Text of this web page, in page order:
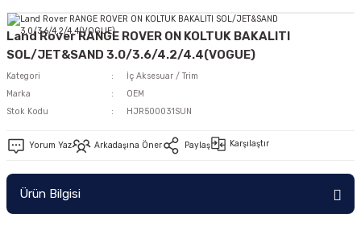
Land Rover RANGE ROVER ON KOLTUK BAKALITI
SOL/JET&SAND 3.0/3.6/4.2/4.4(VOGUE)
Kategori
İç Aksesuar / Trim
Marka
OEM
Stok Kodu
HJR500031SUN
Yorum Yaz Arkadaşına Öner Paylaş Karşılaştır
Ürün Bilgisi